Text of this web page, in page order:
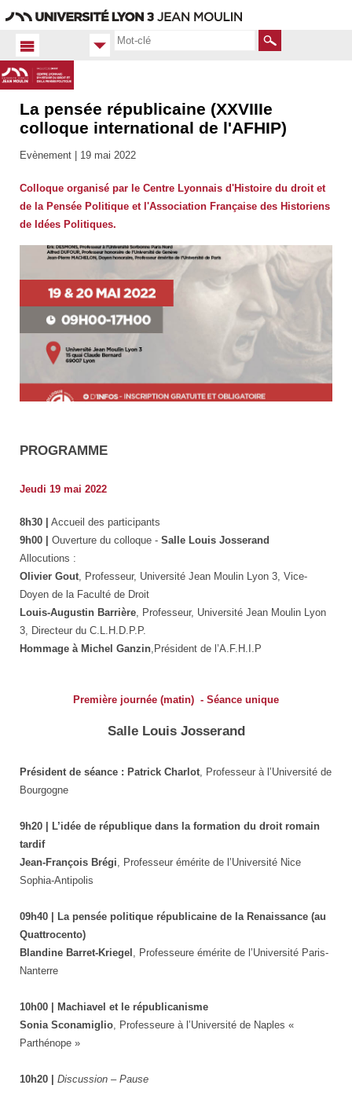
Rechercher
Accueil
La pensée républicaine (XXVIIIe
colloque international de l'AFHIP)
Evènement | 19 mai 2022
Colloque organisé par le Centre Lyonnais d'Histoire du droit et
de la Pensée Politique et l'Association Française des Historiens
de Idées Politiques.
AFHIP
PROGRAMME
Jeudi 19 mai 2022
8h30 | Accueil des participants
9h00 | Ouverture du colloque - Salle Louis Josserand
Allocutions :
Olivier Gout , Professeur, Université Jean Moulin Lyon 3, Vice-
Doyen de la Faculté de Droit
Louis-Augustin Barrière , Professeur, Université Jean Moulin Lyon
3, Directeur du C.L.H.D.P.P.
Hommage à Michel Ganzin ,Président de l’A.F.H.I.P
Première journée (matin) - Séance unique
Salle Louis Josserand
Président de séance : Patrick Charlot , Professeur à l’Université de
Bourgogne
9h20 | L’idée de république dans la formation du droit romain
tardif
Jean-François Brégi , Professeur émérite de l’Université Nice
Sophia-Antipolis
09h40 | La pensée politique républicaine de la Renaissance (au
Quattrocento)
Blandine Barret-Kriegel
, Professeure émérite de l’Université Paris-
Nanterre
10h00 |
Machiavel et le républicanisme
Sonia Sconamiglio , Professeure à l’Université de Naples «
Parthénope »
10h20 | Discussion – Pause